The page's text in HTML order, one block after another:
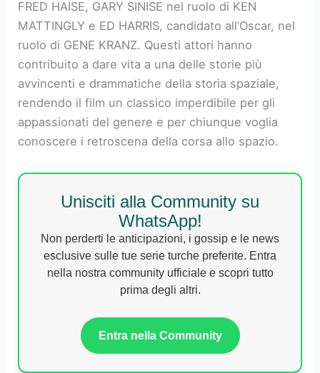
FRED HAISE, GARY SINISE nel ruolo di KEN
MATTINGLY e ED HARRIS, candidato all’Oscar, nel
ruolo di GENE KRANZ. Questi attori hanno
contribuito a dare vita a una delle storie più
avvincenti e drammatiche della storia spaziale,
rendendo il film un classico imperdibile per gli
appassionati del genere e per chiunque voglia
conoscere i retroscena della corsa allo spazio.
Unisciti alla Community su
WhatsApp!
Non perderti le anticipazioni, i gossip e le news
esclusive sulle tue serie turche preferite. Entra
nella nostra community ufficiale e scopri tutto
prima degli altri.
Entra nella Community